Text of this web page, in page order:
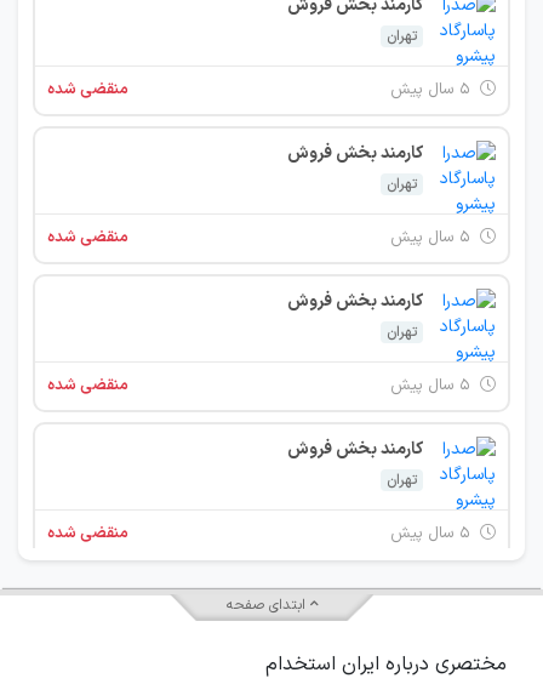
کارمند بخش فروش
تهران
منقضی شده
کارمند بخش فروش
تهران
منقضی شده
کارمند بخش فروش
تهران
منقضی شده
کارمند بخش فروش
تهران
منقضی شده
کارمند بخش فروشابتدای صفحه
مختصری درباره ایران استخدام